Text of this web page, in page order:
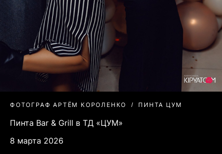
ФОТОГРАФ АРТЁМ КОРОЛЕНКО ПИНТА ЦУМ
Пинта Bar & Grill в ТД «ЦУМ»
8 марта 2026